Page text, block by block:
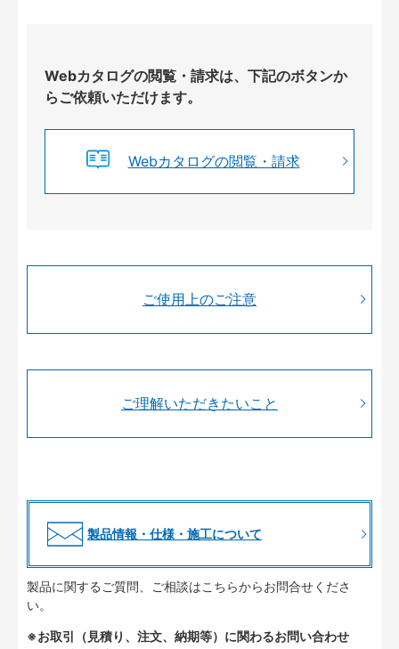
Webカタログの閲覧・請求は、下記のボタンか
らご依頼いただけます。
Webカタログの閲覧・請求
ご使用上のご注意
ご理解いただきたいこと
製品情報・仕様・施工について
製品に関するご質問、ご相談はこちらからお問合せくださ
い。
※お取引（見積り、注文、納期等）に関わるお問い合わせ